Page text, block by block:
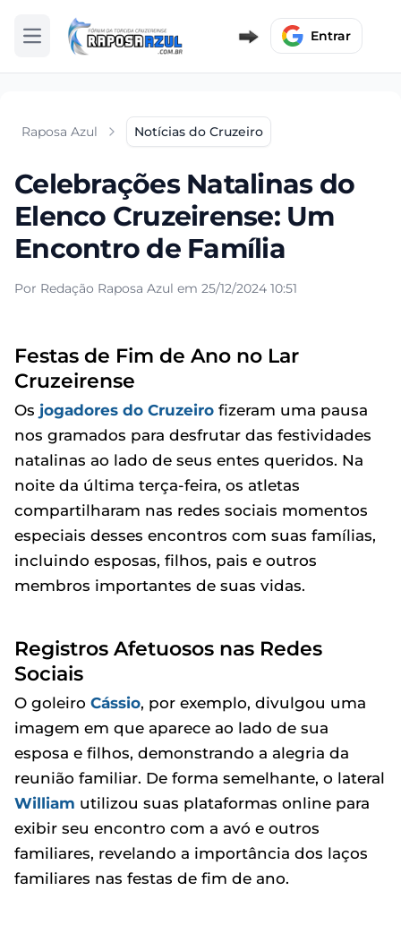
Abrir menu Entrar
Raposa Azul Notícias do Cruzeiro
Celebrações Natalinas do
Elenco Cruzeirense: Um
Encontro de Família
Por Redação Raposa Azul em 25/12/2024 10:51
Festas de Fim de Ano no Lar
Cruzeirense
Os jogadores do Cruzeiro fizeram uma pausa
nos gramados para desfrutar das festividades
natalinas ao lado de seus entes queridos. Na
noite da última terça-feira, os atletas
compartilharam nas redes sociais momentos
especiais desses encontros com suas famílias,
incluindo esposas, filhos, pais e outros
membros importantes de suas vidas.
Registros Afetuosos nas Redes
Sociais
O goleiro Cássio, por exemplo, divulgou uma
imagem em que aparece ao lado de sua
esposa e filhos, demonstrando a alegria da
reunião familiar. De forma semelhante, o lateral
William utilizou suas plataformas online para
exibir seu encontro com a avó e outros
familiares, revelando a importância dos laços
familiares nas festas de fim de ano.